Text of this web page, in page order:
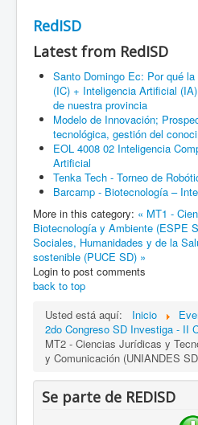
RedISD
Latest from RedISD
Santo Domingo Ec: Por qué
(IC) + Inteligencia Artificial
de nuestra provincia
Modelo de Innovación;
tecnológica, gestión del
EOL 4008 02 Inteligencia
Artificial
Tenka Tech - Torneo de
Barcamp - Biotecnología –
More in this category: « MT1 -
Biotecnología y Ambiente (ESPE
Sociales, Humanidades y de la
sostenible (PUCE SD) »
Login to post comments
back to top
Usted está aquí:
Inicio
2do Congreso SD Investiga - II
MT2 - Ciencias Jurídicas y
y Comunicación (UNIANDES
Se parte de REDISD